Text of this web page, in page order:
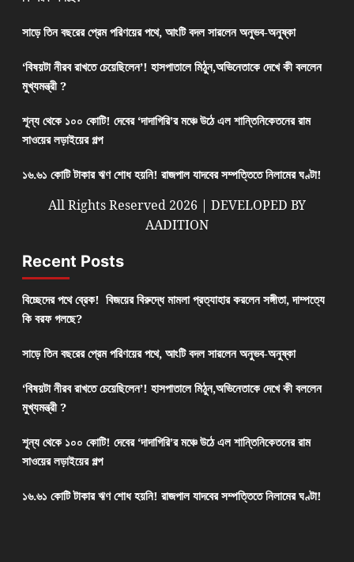
সাড়ে তিন বছরের প্রেম পরিণয়ের পথে, আংটি বদল সারলেন অনুভব-অনুষ্কা
‘বিষয়টা নীরব রাখতে চেয়েছিলেন’! হাসপাতালে মিঠুন,অভিনেতাকে দেখে কী বললেন
মুখ্যমন্ত্রী ?
শূন্য থেকে ১০০ কোটি! দেবের ‘দাদাগিরি’র মঞ্চে উঠে এল শান্তিনিকেতনের রাম
সাওয়ের লড়াইয়ের গল্প
১৬.৬১ কোটি টাকার ঋণ শোধ হয়নি! রাজপাল যাদবের সম্পত্তিতে নিলামের ঘণ্টা!
All Rights Reserved 2026 | DEVELOPED BY
AADITION
Recent Posts
বিচ্ছেদের পথে ব্রেক! বিজয়ের বিরুদ্ধে মামলা প্রত্যাহার করলেন সঙ্গীতা, দাম্পত্যে
কি বরফ গলছে?
সাড়ে তিন বছরের প্রেম পরিণয়ের পথে, আংটি বদল সারলেন অনুভব-অনুষ্কা
‘বিষয়টা নীরব রাখতে চেয়েছিলেন’! হাসপাতালে মিঠুন,অভিনেতাকে দেখে কী বললেন
মুখ্যমন্ত্রী ?
শূন্য থেকে ১০০ কোটি! দেবের ‘দাদাগিরি’র মঞ্চে উঠে এল শান্তিনিকেতনের রাম
সাওয়ের লড়াইয়ের গল্প
১৬.৬১ কোটি টাকার ঋণ শোধ হয়নি! রাজপাল যাদবের সম্পত্তিতে নিলামের ঘণ্টা!